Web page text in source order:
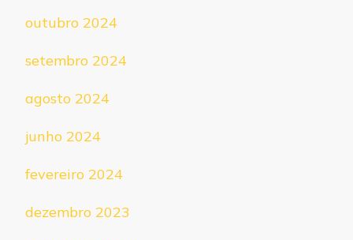
outubro 2024
setembro 2024
agosto 2024
junho 2024
fevereiro 2024
dezembro 2023